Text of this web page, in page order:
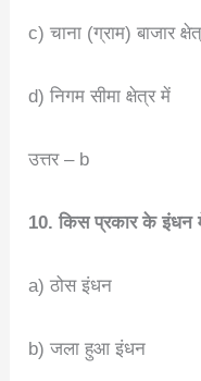
c) चाना (ग्राम) बाजार
d) निगम सीमा क्षेत्र में
उत्तर – b
10. किस प्रकार के इंधन
a) ठोस इंधन
b) जला हुआ इंधन